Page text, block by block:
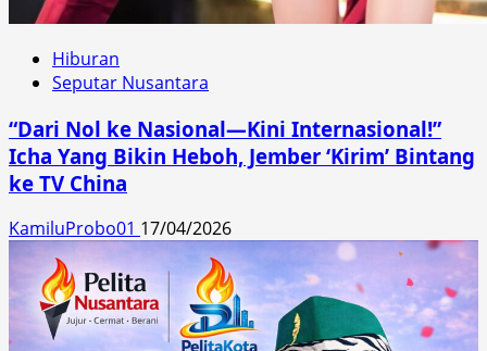
Hiburan
Seputar Nusantara
“Dari Nol ke Nasional—Kini Internasional!”
Icha Yang Bikin Heboh, Jember ‘Kirim’ Bintang
ke TV China
KamiluProbo01 17/04/2026